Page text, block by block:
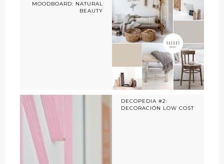
MOODBOARD: NATURAL
BEAUTY
DECOPEDIA #2:
DECORACIÓN LOW COST